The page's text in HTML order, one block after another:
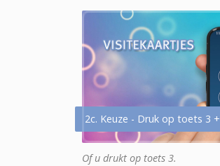
2c. Keuze - Druk op toets 3 +
Of u drukt op toets 3.